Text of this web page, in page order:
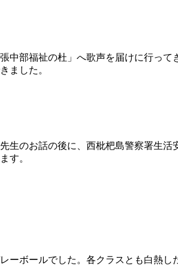
中部福祉の杜」へ歌声を届けに行って
ました。
生のお話の後に、西枇杷島警察署生
す。
ボールでした。各クラスとも白熱し